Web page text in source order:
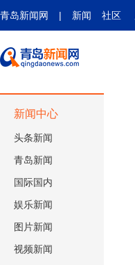
青岛新闻网 | 新闻 社区
新闻中心
头条新闻
青岛新闻
国际国内
娱乐新闻
图片新闻
视频新闻